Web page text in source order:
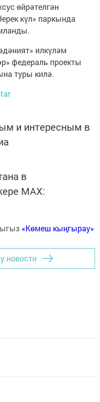
өйрәтелгән
күл» паркында
илкүләм
федераль проекты
туры килә.
и интересным в
в
MАХ:
«Көмеш кыңгырау»
новости